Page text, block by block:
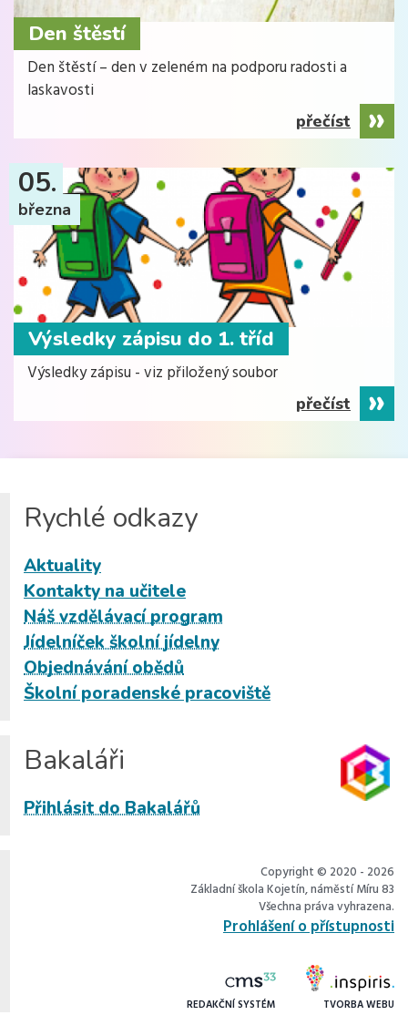
Den štěstí
Den štěstí – den v zeleném na podporu radosti a
laskavosti
přečíst
Výsledky zápisu do 1. tříd
05.
března
Výsledky zápisu - viz přiložený soubor
přečíst
Rychlé odkazy
Aktuality
Kontakty na učitele
Náš vzdělávací program
Jídelníček školní jídelny
Objednávání obědů
Školní poradenské pracoviště
Bakaláři
Přihlásit do Bakalářů
Copyright © 2020 - 2026
Základní škola Kojetín, náměstí Míru 83
Všechna práva vyhrazena.
Prohlášení o přístupnosti
REDAKČNÍ SYSTÉM TVORBA WEBU